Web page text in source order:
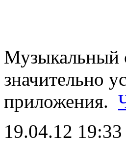
Музыкальный
значительно
приложения.
19.04.12 19:33